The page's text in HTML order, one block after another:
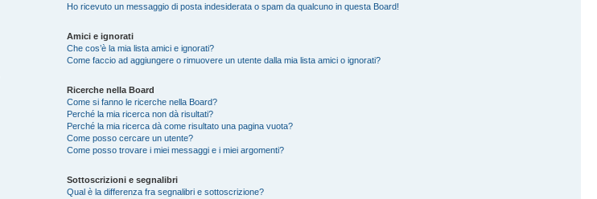
Ho ricevuto un messaggio di posta indesiderata o spam da qualcuno in questa Board!
Amici e ignorati
Che cos’è la mia lista amici e ignorati?
Come faccio ad aggiungere o rimuovere un utente dalla mia lista amici o ignorati?
Ricerche nella Board
Come si fanno le ricerche nella Board?
Perché la mia ricerca non dà risultati?
Perché la mia ricerca dà come risultato una pagina vuota?
Come posso cercare un utente?
Come posso trovare i miei messaggi e i miei argomenti?
Sottoscrizioni e segnalibri
Qual è la differenza fra segnalibri e sottoscrizione?